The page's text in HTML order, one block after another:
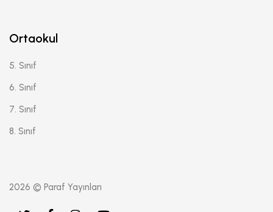
Ortaokul
5. Sınıf
6. Sınıf
7. Sınıf
8. Sınıf
2026 © Paraf Yayınları